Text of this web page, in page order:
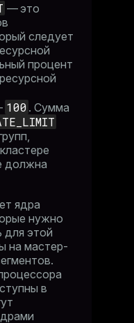
— это
следует
процент
100 . Сумма
должна
ядра
нужно
для этой
на мастер-
в